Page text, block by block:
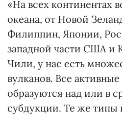
«На всех континентах
океана, от Новой
Филиппин, Японии,
западной части США и
Чили, у нас есть
вулканов. Все
образуются над или в
субдукции. Те же типы